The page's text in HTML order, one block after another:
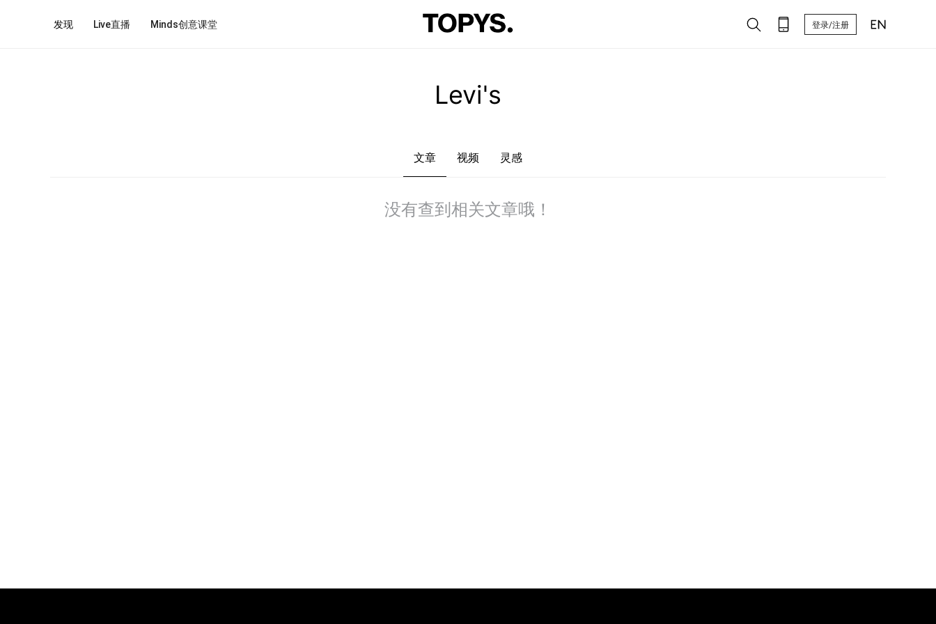
发现 Live直播 Minds创意课堂 登录/注册
文章 视频 灵感
没有查到相关文章哦！